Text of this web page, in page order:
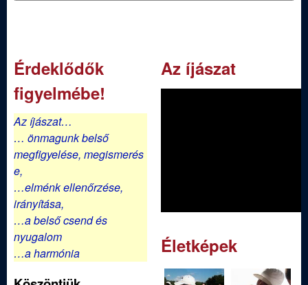
Érdeklődők
figyelmébe!
Az íjászat…
… önmagunk belső
megfigyelése, megismerés
e,
…elménk ellenőrzése,
irányítása,
…a belső csend és
nyugalom
…a harmónia
Az íjászat
Életképek